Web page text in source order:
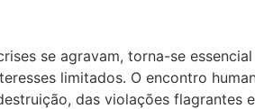
se agravam, torna-se
limitados. O encontro
das violações flagrantes